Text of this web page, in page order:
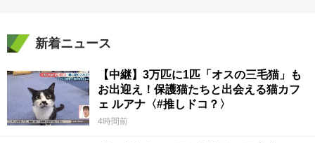
新着ニュース
【中継】3万匹に1匹「オスの三毛猫」も
お出迎え！保護猫たちと出会える猫カフ
ェ ルアナ〈#推しドコ？〉
4時間前